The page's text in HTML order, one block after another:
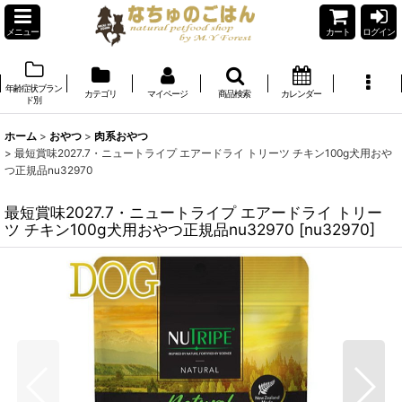
メニュー カート ログイン
年齢症状ブラン
ド別
カテゴリ マイページ 商品検索 カレンダー
ホーム > おやつ > 肉系おやつ
> 最短賞味2027.7・ニュートライプ エアードライ トリーツ チキン100g犬用おや
つ正規品nu32970
最短賞味2027.7・ニュートライプ エアードライ トリー
ツ チキン100g犬用おやつ正規品nu32970 [nu32970]